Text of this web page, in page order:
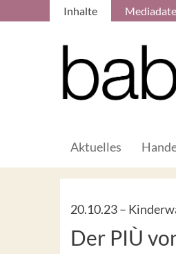
Inhalte
Aktuelles
20.10.23 –
Der PIÙ